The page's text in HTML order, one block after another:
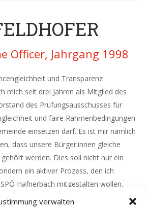
verwalten
Officer, Jahrgang 1998
und Transparenz
mich seit drei Jahren als Mitglied des
des Prüfungsausschusses für
und faire Rahmenbedingungen
einsetzen darf. Es ist mir nämlich
dass unsere Bürger:innen gleiche
werden. Dies soll nicht nur ein
ein aktiver Prozess, den ich
Hafnerbach mitgestalten wollen.